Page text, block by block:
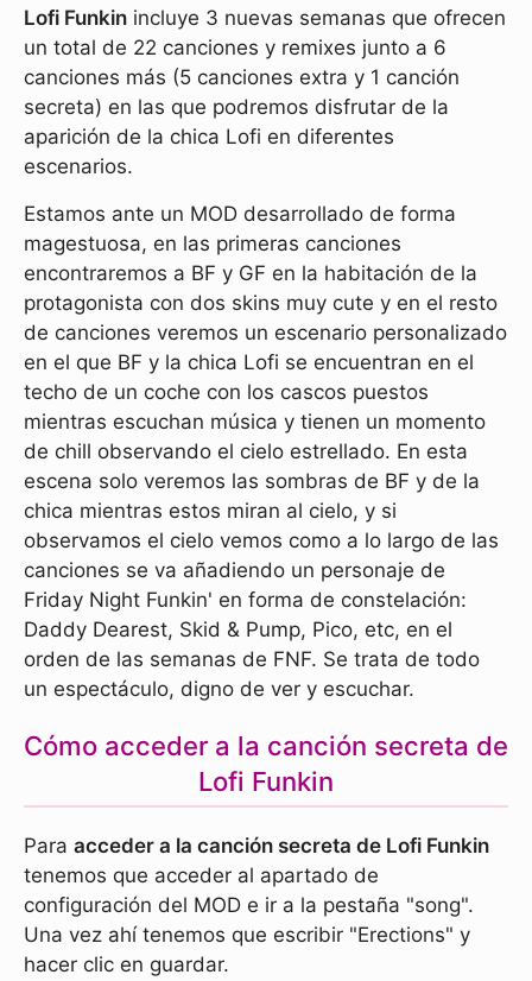
Lofi Funkin incluye 3 nuevas semanas que ofrecen
un total de 22 canciones y remixes junto a 6
canciones más (5 canciones extra y 1 canción
secreta) en las que podremos disfrutar de la
aparición de la chica Lofi en diferentes
escenarios.
Estamos ante un MOD desarrollado de forma
magestuosa, en las primeras canciones
encontraremos a BF y GF en la habitación de la
protagonista con dos skins muy cute y en el resto
de canciones veremos un escenario personalizado
en el que BF y la chica Lofi se encuentran en el
techo de un coche con los cascos puestos
mientras escuchan música y tienen un momento
de chill observando el cielo estrellado. En esta
escena solo veremos las sombras de BF y de la
chica mientras estos miran al cielo, y si
observamos el cielo vemos como a lo largo de las
canciones se va añadiendo un personaje de
Friday Night Funkin' en forma de constelación:
Daddy Dearest, Skid & Pump, Pico, etc, en el
orden de las semanas de FNF. Se trata de todo
un espectáculo, digno de ver y escuchar.
Cómo acceder a la canción secreta de
Lofi Funkin
Para acceder a la canción secreta de Lofi Funkin
tenemos que acceder al apartado de
configuración del MOD e ir a la pestaña "song".
Una vez ahí tenemos que escribir "Erections" y
hacer clic en guardar.